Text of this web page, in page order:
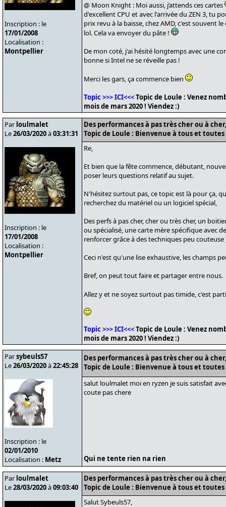
Inscription : le
17/01/2008
Localisation :
Montpellier
@ Moon Knight : Moi aussi, j’attends ces cartes
d'excellent CPU et avec l'arrivée du ZEN 3, tu
prix revu à la baisse, chez AMD, c'est souvent
lol. Cela va envoyer du pâte !
De mon coté, j'ai hésité longtemps avec une
bonne si Intel ne se réveille pas !
Merci les gars, ça commence bien
Topic >>> ICI<<<Topic de Loule : Venez
mois de mars 2020 ! Viendez :)
Par loulmalet
Le26/03/2020à03:31:31
Inscription : le
17/01/2008
Localisation :
Montpellier
Des performances à pas très cher ou à
Topic de Loule : Bienvenue à tous et toutes
Re,
Et bien que la fête commence, débutant,
poser leurs questions relatif au sujet.
N'hésitez surtout pas, ce topic est là pour ça,
recherchez du matériel ou un logiciel spécial,
Des perfs à pas cher, cher ou très cher, un
ou spécialisé, une carte mère spécifique avec
renforcer grâce à des techniques peu couteuse
Ceci n'est qu'une lise exhaustive, les champs
Bref, on peut tout faire et partager entre nous.
Allez y et ne soyez surtout pas timide, c'est
Topic >>> ICI<<<Topic de Loule : Venez
mois de mars 2020 ! Viendez :)
Parsybeuls57
Le26/03/2020à22:45:28
Inscription : le
02/01/2010
Localisation : Metz
Des performances à pas très cher ou à
Topic de Loule : Bienvenue à tous et toutes
salut loulmalet moi en ryzen je suis satisfait
coute pas chere
Qui ne tente rien na rien
Par loulmalet
Le28/03/2020à09:03:40
Des performances à pas très cher ou à
Topic de Loule : Bienvenue à tous et toutes
Salut Sybeuls57,